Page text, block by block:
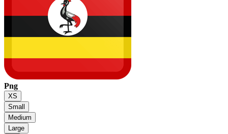
Png
XS
Small
Medium
Large